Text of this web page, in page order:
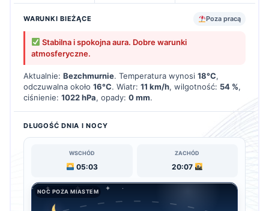
WARUNKI BIEŻĄCE Poza pracą
Stabilna i spokojna aura. Dobre warunki
atmosferyczne.
Aktualnie: Bezchmurnie. Temperatura wynosi 18°C,
odczuwalna około 16°C. Wiatr: 11 km/h, wilgotność: 54 %,
ciśnienie: 1022 hPa, opady: 0 mm.
DŁUGOŚĆ DNIA I NOCY
WSCHÓD
05:03
ZACHÓD
20:07
NOC POZA MIASTEM